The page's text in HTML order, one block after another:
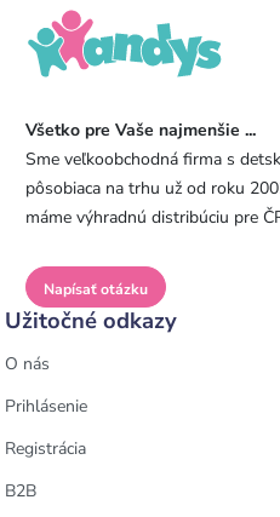
Všetko pre Vaše najmenšie ...
Sme veľkoobchodná firma s
pôsobiaca na trhu už od roku
máme výhradnú distribúciu pre
Napísať otázku
Užitočné odkazy
O nás
Prihlásenie
Registrácia
B2B